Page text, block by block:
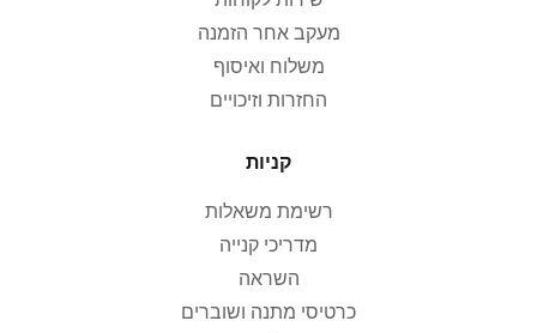
מעקב אחר הזמנה
משלוח ואיסוף
החזרות וזיכויים
קניות
רשימת משאלות
מדריכי קנייה
השראה
כרטיסי מתנה ושוברים